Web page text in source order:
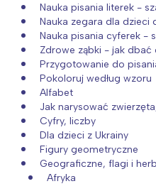
Nauka pisania literek -
Nauka zegara dla dzieci
Nauka pisania cyferek -
Zdrowe ząbki - jak dbać
Przygotowanie do
Pokoloruj według wzoru
Alfabet
Jak narysować
Cyfry, liczby
Dla dzieci z Ukrainy
Figury geometryczne
Geograficzne, flagi i
Afryka